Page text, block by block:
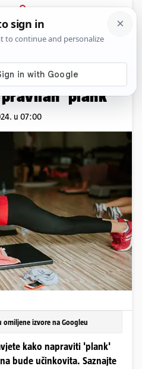
PRIJAVA
Komentari
mišiće: Evo
'plank'
u 07:00
omiljene izvore na Googleu
kako napraviti 'plank'
bude učinkovita. Saznajte